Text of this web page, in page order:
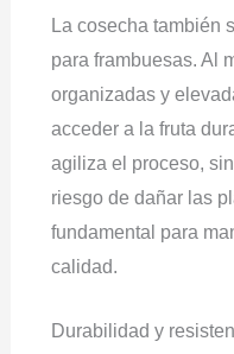
La cosecha también
para frambuesas. Al
organizadas y
acceder a la fruta
agiliza el proceso,
riesgo de dañar las
fundamental para
calidad.
Durabilidad y